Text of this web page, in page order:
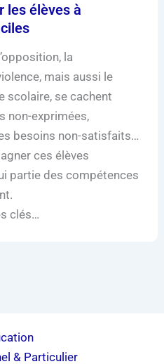
les élèves à
la
mais aussi le
scolaire, se cachent
non-exprimées,
besoins non-satisfaits…
ces élèves
partie des compétences
clés…
& Particulier